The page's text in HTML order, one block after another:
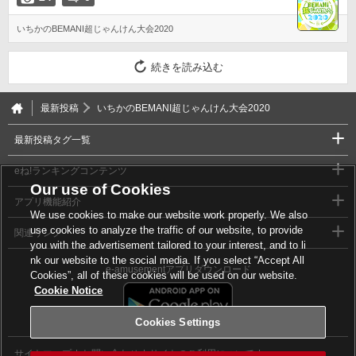
いちかのBEMANI超じゃんけん大会2020
続きを読み込む
最新投稿 いちかのBEMANI超じゃんけん大会2020
最新投稿タグ一覧
eね!ランキングコンテンツ
アプリ機能紹介
関連リンク
e-amusementアプリダウンロード
サイトマップ お問い合わせ サイトのご利用について
Our use of Cookies
We use cookies to make our website work properly. We also
use cookies to analyze the traffic of our website, to provide
you with the advertisement tailored to your interest, and to li
nk our website to the social media. If you select “Accept All
Cookies”, all of these cookies will be used on our website.
Cookie Notice
Cookies Settings